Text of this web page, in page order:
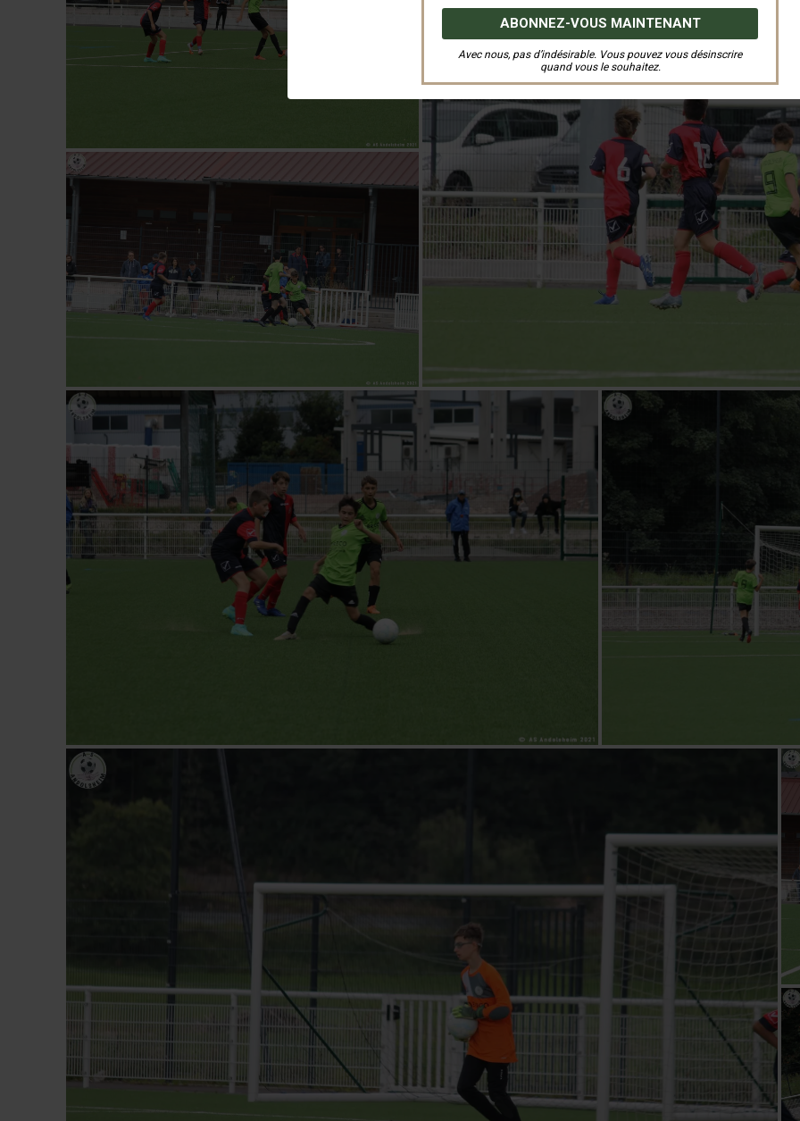
Avec nous, pas d’indésirable. Vous pouvez vous désinscrire
quand vous le souhaitez.